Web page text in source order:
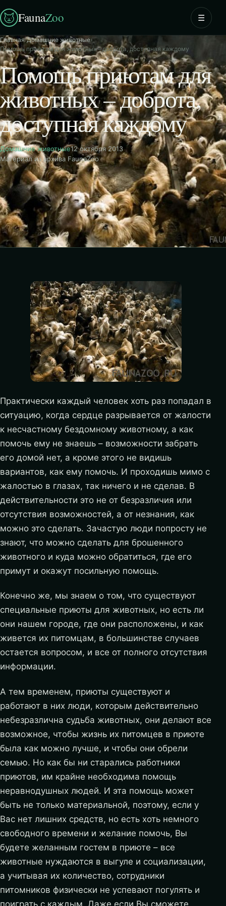
FaunaZoo ☰
Главная›Домашние животные›
Помощь приютам для животных – доброта, доступная каждому
Помощь приютам для
животных – доброта,
доступная каждому
Домашние животные12 октября 2013
Материал из архива FaunaZoo
Практически каждый человек хоть раз попадал в
ситуацию, когда сердце разрывается от жалости
к несчастному бездомному животному, а как
помочь ему не знаешь – возможности забрать
его домой нет, а кроме этого не видишь
вариантов, как ему помочь. И проходишь мимо с
жалостью в глазах, так ничего и не сделав. В
действительности это не от безразличия или
отсутствия возможностей, а от незнания, как
можно это сделать. Зачастую люди попросту не
знают, что можно сделать для брошенного
животного и куда можно обратиться, где его
примут и окажут посильную помощь.
Конечно же, мы знаем о том, что существуют
специальные приюты для животных, но есть ли
они нашем городе, где они расположены, и как
живется их питомцам, в большинстве случаев
остается вопросом, и все от полного отсутствия
информации.
А тем временем, приюты существуют и
работают в них люди, которым действительно
небезразлична судьба животных, они делают все
возможное, чтобы жизнь их питомцев в приюте
была как можно лучше, и чтобы они обрели
семью. Но как бы ни старались работники
приютов, им крайне необходима помощь
неравнодушных людей. И эта помощь может
быть не только материальной, поэтому, если у
Вас нет лишних средств, но есть хоть немного
свободного времени и желание помочь, Вы
будете желанным гостем в приюте – все
животные нуждаются в выгуле и социализации,
а учитывая их количество, сотрудники
питомников физически не успевают погулять и
поиграть с каждым. Даже если Вы сможете